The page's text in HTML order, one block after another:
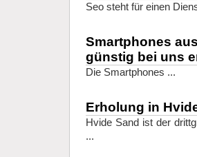
Seo steht für einen
Smartphones
günstig bei uns
Die Smartphones ...
Erholung in
Hvide Sand ist der
...